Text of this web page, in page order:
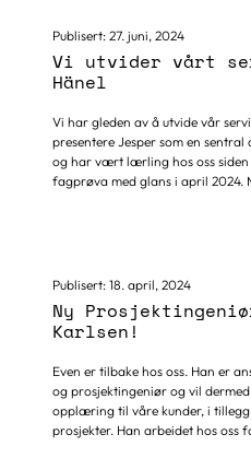
kunder over hele landet, men har
Publisert: 27. juni, 2024
Vi utvider vårt
Hänel
Vi har gleden av å utvide vår
presentere Jesper som en
og har vært lærling hos oss siden
fagprøva med glans i april 2024.
Skogmo vgs, videre falt valget på
Publisert: 18. april, 2024
Ny
Karlsen!
Even er tilbake hos oss. Han er
og prosjektingeniør og vil
opplæring til våre kunder, i
prosjekter. Han arbeidet hos oss